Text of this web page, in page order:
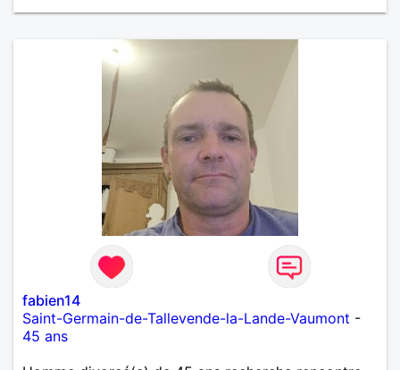
fabien14
Saint-Germain-de-Tallevende-la-Lande-Vaumont -
45 ans